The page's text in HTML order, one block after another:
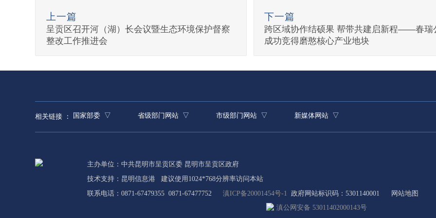
上一篇
呈贡区召开河（湖）长会议暨生态环境保护督察
整改工作推进会
下一篇
跨区域协作结硕果 帮带共建启新程——春瑞
成功竞得磨憨核心产业地块
相关链接 ： 国家部委 ▽ 省级部门网站 ▽ 市级部门网站 ▽ 新媒体网站 ▽
主办单位：中共昆明市呈贡区委 昆明市呈贡区政府
技术支持： 昆明信息港 建议使用1024*768分辨率访问本站
联系电话：0871-67479355 0871-67477752
滇ICP备20001454号-1 政府网站标识码：5301140001
网站地图
滇公网安备 53011402000143号